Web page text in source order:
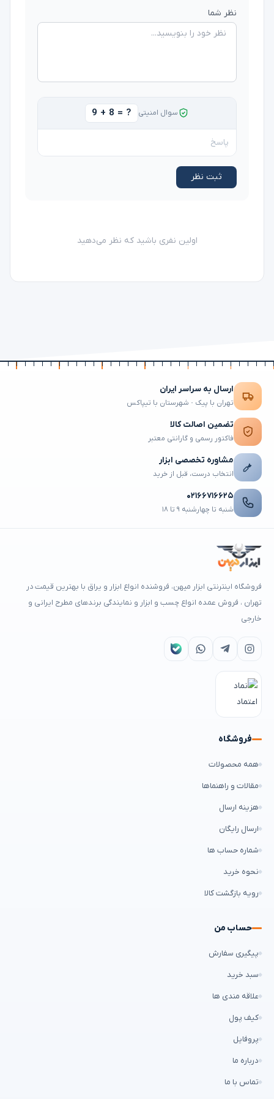
نظر شما
سوال امنیتی 9 + 8 = ?
ثبت نظر
اولین نفری باشید که نظر می‌دهید
ارسال به سراسر ایران
تهران با پیک · شهرستان با تیپاکس
تضمین اصالت کالا
فاکتور رسمی و گارانتی معتبر
مشاوره تخصصی ابزار
انتخاب درست، قبل از خرید
۰۲۱۶۶۷۱۶۶۲۵
شنبه تا چهارشنبه ۹ تا ۱۸
فروشگاه اینترنتی ابزار میهن، فروشنده انواع ابزار و یراق با بهترین قیمت در
تهران ، فروش عمده انواع چسب و ابزار و نمایندگی برندهای مطرح ایرانی و
خارجی
فروشگاه
همه محصولات
مقالات و راهنماها
هزینه ارسال
ارسال رایگان
شماره حساب ها
نحوه خرید
رویه بازگشت کالا
حساب من
پیگیری سفارش
سبد خرید
علاقه مندی ها
کیف پول
پروفایل
درباره ما
تماس با ما